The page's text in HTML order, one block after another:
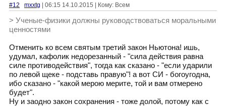
#12 mxxtg | 06:15 14.10.2015 | Кому: Всем
> Ученые-физики должны руководствоваться моральными
ценностями
Отменить ко всем святым третий закон Ньютона! ишь,
удумал, кафолик недорезанный - "сила действия равна
силе противодействия", тогда как сказано - "если ударили
по левой щеке - подставь правую"! а вот СИ - богоугодна,
ибо сказано - "какой мерою мерите, той и вам отмерено
будет".
Ну и заодно закон сохранения - тоже долой, потому как с